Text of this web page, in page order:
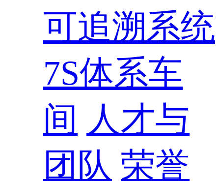
可追溯系统
7S体系车
间 人才与
团队 荣誉